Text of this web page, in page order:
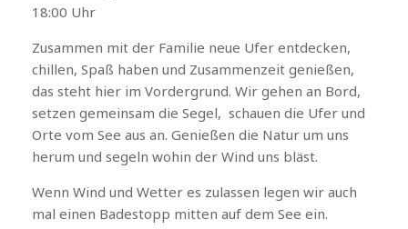
18:00 Uhr
Zusammen mit der Familie neue Ufer entdecken,
chillen, Spaß haben und Zusammenzeit genießen,
das steht hier im Vordergrund. Wir gehen an Bord,
setzen gemeinsam die Segel, schauen die Ufer und
Orte vom See aus an. Genießen die Natur um uns
herum und segeln wohin der Wind uns bläst.
Wenn Wind und Wetter es zulassen legen wir auch
mal einen Badestopp mitten auf dem See ein.